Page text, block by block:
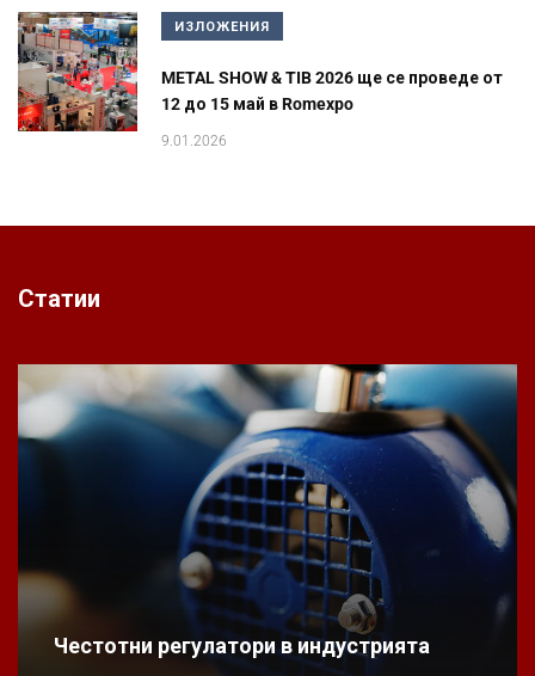
ИЗЛОЖЕНИЯ
METAL SHOW & TIB 2026 ще се проведе от
12 до 15 май в Romexpo
9.01.2026
Статии
Честотни регулатори в индустрията